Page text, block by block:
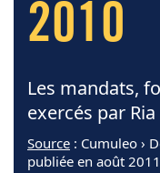
2010
Les mandats,
exercés par
Source : Cumuleo ›
publiée en août 2011